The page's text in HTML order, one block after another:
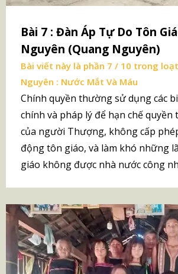
Bài 7 : Đàn Áp Tự Do Tôn
Nguyên (Quang Nguyên)
Bài viết này là phần 7 / 10 trong
Nguyên : Nước Mắt Và Máu
Chính quyền thường sử dụng các
chính và pháp lý để hạn chế
của người Thượng, không cấp
động tôn giáo, và làm khó những
giáo không được nhà nước công